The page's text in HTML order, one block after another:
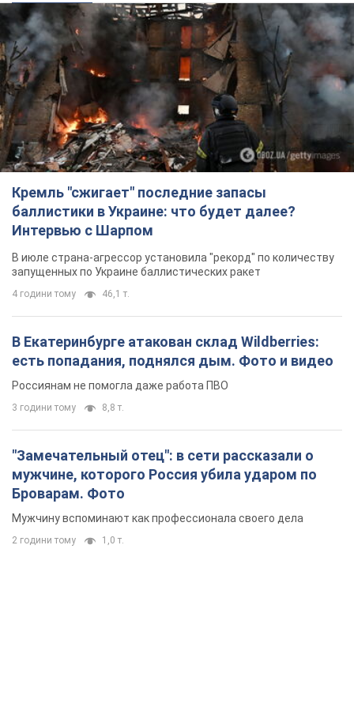
Кремль "сжигает" последние запасы
баллистики в Украине: что будет далее?
Интервью с Шарпом
В июле страна-агрессор установила "рекорд" по количеству
запущенных по Украине баллистических ракет
4 години тому 46,1 т.
В Екатеринбурге атакован склад Wildberries:
есть попадания, поднялся дым. Фото и видео
Россиянам не помогла даже работа ПВО
3 години тому 8,8 т.
"Замечательный отец": в сети рассказали о
мужчине, которого Россия убила ударом по
Броварам. Фото
Мужчину вспоминают как профессионала своего дела
2 години тому 1,0 т.